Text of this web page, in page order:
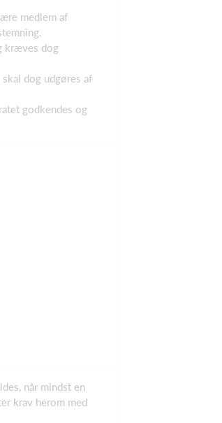
medlem af
kræves dog
dog udgøres af
godkendes og
når mindst en
krav herom med